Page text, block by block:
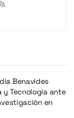
Benavides
y Tecnología ante
en